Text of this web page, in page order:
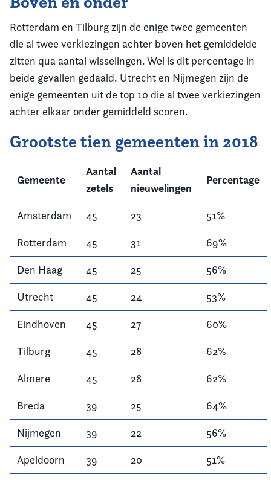
Rotterdam en Tilburg zijn de enige twee gemeenten
die al twee verkiezingen achter boven het gemiddelde
zitten qua aantal wisselingen. Wel is dit percentage in
beide gevallen gedaald. Utrecht en Nijmegen zijn de
enige gemeenten uit de top 10 die al twee verkiezingen
achter elkaar onder gemiddeld scoren.
Grootste tien gemeenten in 2018
Gemeente
Aantal
zetels
Aantal
nieuwelingen
Percentage
Amsterdam 45 23 51%
Rotterdam 45 31 69%
Den Haag 45 25 56%
Utrecht 45 24 53%
Eindhoven 45 27 60%
Tilburg 45 28 62%
Almere 45 28 62%
Breda 39 25 64%
Nijmegen 39 22 56%
Apeldoorn 39 20 51%